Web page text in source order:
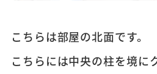
こちらは部屋の北面です。
こちらには中央の柱を境に